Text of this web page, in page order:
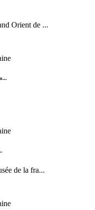
Orient de ...
de la fra...